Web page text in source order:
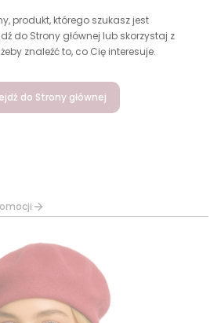
produkt, którego szukasz jest
do Strony głównej lub skorzystaj z
znaleźć to, co Cię interesuje.
do Strony głównej